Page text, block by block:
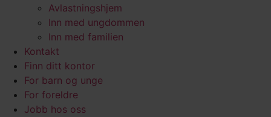
Avlastningshjem
Inn med ungdommen
Inn med familien
Kontakt
Finn ditt kontor
For barn og unge
For foreldre
Jobb hos oss